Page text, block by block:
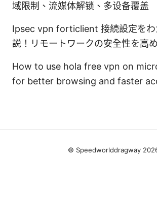
域限制、流媒体解锁、多设备覆盖
Ipsec vpn forticlient 接続設定をわ
説！リモートワークの安全性を高
How to use hola free vpn on
for better browsing and faster
© Speedworlddragway